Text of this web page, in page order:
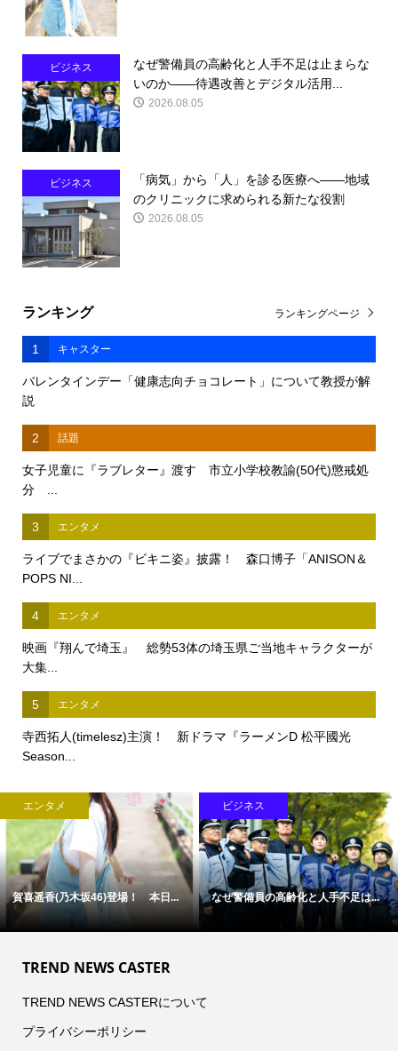
ビジネス
なぜ警備員の高齢化と人手不足は止まらな
いのか――待遇改善とデジタル活用...
2026.08.05
ビジネス
「病気」から「人」を診る医療へ――地域
のクリニックに求められる新たな役割
2026.08.05
ランキング
1 キャスター
バレンタインデー「健康志向チョコレート」について教授が解
説
2 話題
女子児童に『ラブレター』渡す 市立小学校教諭(50代)懲戒処
分 ...
3 エンタメ
ライブでまさかの『ビキニ姿』披露！ 森口博子「ANISON＆
POPS NI...
4 エンタメ
映画『翔んで埼玉』 総勢53体の埼玉県ご当地キャラクターが
大集...
5 エンタメ
寺西拓人(timelesz)主演！ 新ドラマ『ラーメンD 松平國光
Season...
ランキングページ
エンタメ
賀喜遥香(乃木坂46)登場！ 本日...
ビジネス
なぜ警備員の高齢化と人手不足は...
TREND NEWS CASTER
TREND NEWS CASTERについて
プライバシーポリシー